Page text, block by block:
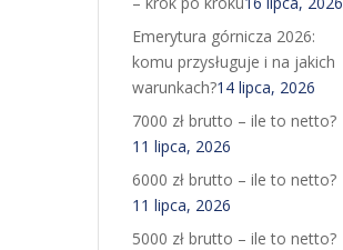
Emerytura górnicza 2026:
komu przysługuje i na jakich
warunkach?14 lipca, 2026
7000 zł brutto – ile to netto?
11 lipca, 2026
6000 zł brutto – ile to netto?
11 lipca, 2026
5000 zł brutto – ile to netto?